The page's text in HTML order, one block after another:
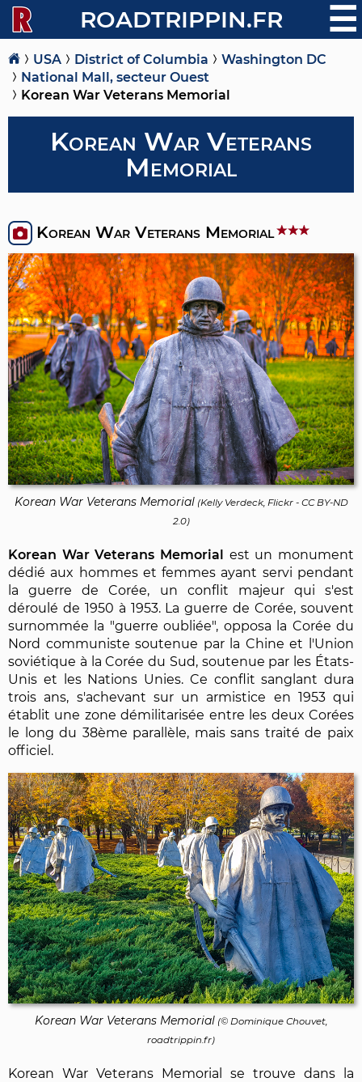
ROADTRIPPIN.FR ☰
USA District of Columbia
Washington DC
National Mall, secteur Ouest
Korean War Veterans Memorial
Korean War Veterans
Memorial
Korean War Veterans Memorial
Korean War Veterans Memorial(Kelly Verdeck, Flickr- CC BY-ND
2.0)
Korean War Veterans Memorial est un monument
dédié aux hommes et femmes ayant servi pendant
la guerre de Corée, un conflit majeur qui s'est
déroulé de 1950 à 1953. La guerre de Corée, souvent
surnommée la "guerre oubliée", opposa la Corée du
Nord communiste soutenue par la Chine et l'Union
soviétique à la Corée du Sud, soutenue par les États-
Unis et les Nations Unies. Ce conflit sanglant dura
trois ans, s'achevant sur un armistice en 1953 qui
établit une zone démilitarisée entre les deux Corées
le long du 38ème parallèle, mais sans traité de paix
officiel.
Korean War Veterans Memorial (© Dominique Chouvet,
roadtrippin.fr)
Korean War Veterans Memorial se trouve dans la